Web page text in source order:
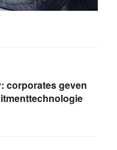
corporates geven